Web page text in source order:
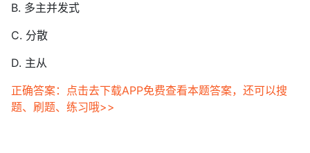
B. 多主并发式
C. 分散
D. 主从
正确答案：点击去下载APP免费查看本题答案，还可以搜
题、刷题、练习哦>>